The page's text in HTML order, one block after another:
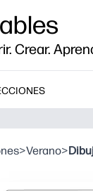
Crear.
>Verano>